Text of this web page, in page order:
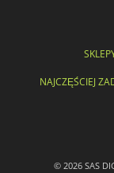
NAJCZĘŚCIEJ
© 2026 SAS